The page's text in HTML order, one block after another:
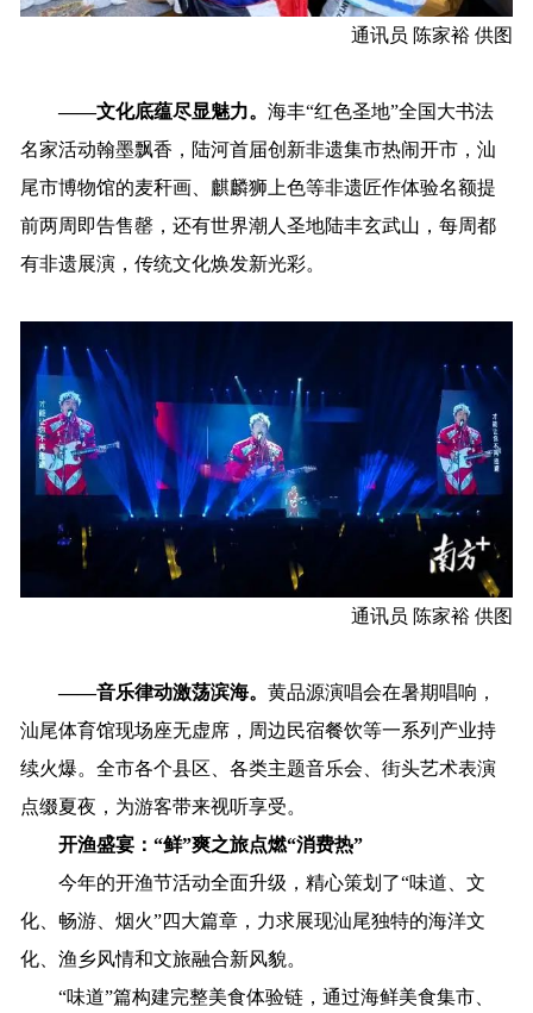
通讯员 陈家裕 供图
——文化底蕴尽显魅力。海丰“红色圣地”全国大书法
名家活动翰墨飘香，陆河首届创新非遗集市热闹开市，汕
尾市博物馆的麦秆画 、麒麟狮上色等非遗匠作体验名额提
前两周即告售罄，还有世界潮人圣地陆丰玄武山，每周都
有非遗展演，传统文化焕发新光彩。
通讯员 陈家裕 供图
——音乐律动激荡滨海。黄品源演唱会在暑期唱响，
汕尾体育馆现场座无虚席，周边民宿餐饮等一系列产业持
续火爆。全市各个县区、各类主题音乐会、街头艺术表演
点缀夏夜，为游客带来视听享受。
开渔盛宴：“鲜”爽之旅点燃“消费热”
今年的开渔节活动全面升级，精心策划了“味道、文
化、畅游、烟火”四大篇章，力求展现汕尾独特的海洋文
化、渔乡风情和文旅融合新风貌。
“味道”篇构建完整美食体验链，通过海鲜美食集市、